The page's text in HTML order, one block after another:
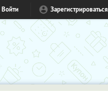
Войти Зарегистрироваться